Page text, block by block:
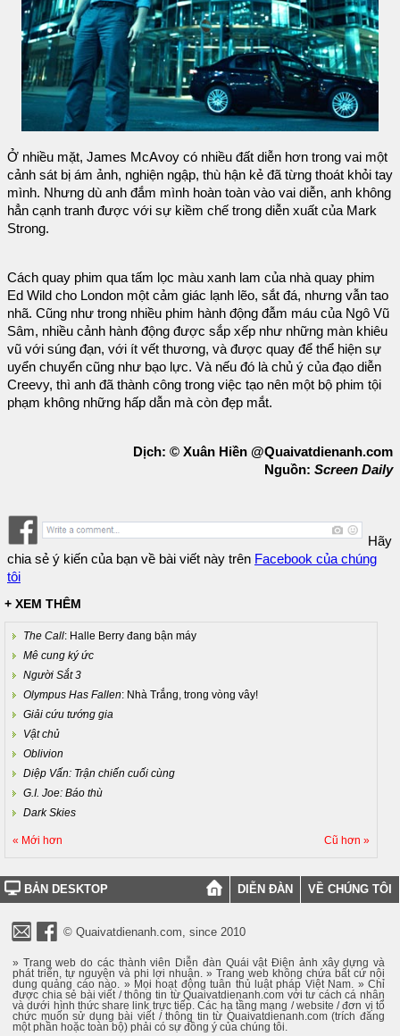
Ở nhiều mặt, James McAvoy có nhiều đất diễn hơn trong vai một
cảnh sát bị ám ảnh, nghiện ngập, thù hận kẻ đã từng thoát khỏi tay
mình. Nhưng dù anh đắm mình hoàn toàn vào vai diễn, anh không
hẳn cạnh tranh được với sự kiềm chế trong diễn xuất của Mark
Strong.
Cách quay phim qua tấm lọc màu xanh lam của nhà quay phim
Ed Wild cho London một cảm giác lạnh lẽo, sắt đá, nhưng vẫn tao
nhã. Cũng như trong nhiều phim hành động đẫm máu của Ngô Vũ
Sâm, nhiều cảnh hành động được sắp xếp như những màn khiêu
vũ với súng đạn, với ít vết thương, và được quay để thể hiện sự
uyển chuyển cũng như bạo lực. Và nếu đó là chủ ý của đạo diễn
Creevy, thì anh đã thành công trong việc tạo nên một bộ phim tội
phạm không những hấp dẫn mà còn đẹp mắt.
Dịch: © Xuân Hiền @Quaivatdienanh.com
Nguồn: Screen Daily
Hãy
chia sẻ ý kiến của bạn về bài viết này trên Facebook của chúng
tôi
+ XEM THÊM
The Call: Halle Berry đang bận máy
Mê cung ký ức
Người Sắt 3
Olympus Has Fallen: Nhà Trắng, trong vòng vây!
Giải cứu tướng gia
Vật chủ
Oblivion
Diệp Vấn: Trận chiến cuối cùng
G.I. Joe: Báo thù
Dark Skies
« Mới hơn Cũ hơn »
BẢN DESKTOP DIỄN ĐÀN VỀ CHÚNG TÔI
© Quaivatdienanh.com, since 2010
» Trang web do các thành viên Diễn đàn Quái vật Điện ảnh xây dựng và
phát triển, tự nguyện và phi lợi nhuận. » Trang web không chứa bất cứ nội
dung quảng cáo nào. » Mọi hoạt động tuân thủ luật pháp Việt Nam. » Chỉ
được chia sẻ bài viết / thông tin từ Quaivatdienanh.com với tư cách cá nhân
và dưới hình thức share link trực tiếp. Các hạ tầng mạng / website / đơn vị tổ
chức muốn sử dụng bài viết / thông tin từ Quaivatdienanh.com (trích đăng
một phần hoặc toàn bộ) phải có sự đồng ý của chúng tôi.